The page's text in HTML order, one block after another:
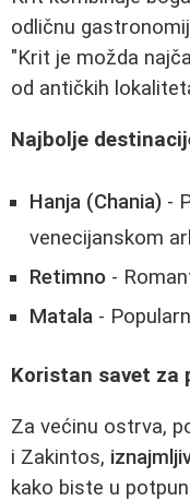
odličnu
"Krit je možda
od antičkih
Najbolje
Hanja (Chania) -
venecijanskom
Retimno -
Matala -
Koristan savet za
Za većinu ostrva,
i Zakintos,
kako biste u